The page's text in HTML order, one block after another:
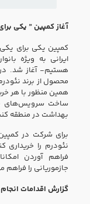
آغاز کمپین ” یکی
ایرانی به ویژه
هستیم- آغاز شد.
محصول از برند
همین منظور با هر
ساخت سرویس‌های
بهداشت در منطقه
برای شرکت در
نئودرم را
فراهم آوردن
جازموریانی را فراهم
گزارش اقدامات